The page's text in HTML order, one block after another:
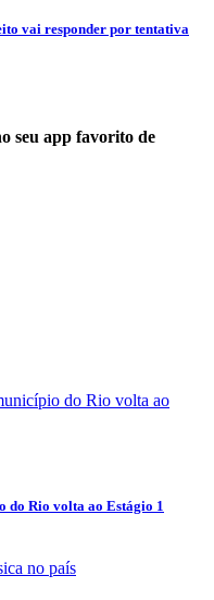
vai responder por tentativa
seu app favorito de
do Rio volta ao Estágio 1